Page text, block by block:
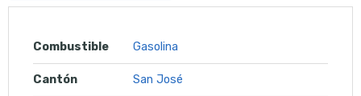
Combustible Gasolina
Cantón San José